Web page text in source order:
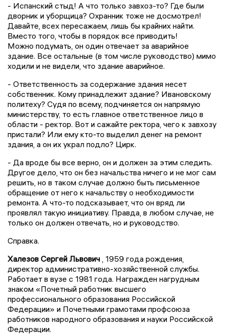
- Испанский стыд! А что только завхоз-то? Где были
дворник и уборщица? Охранник тоже не досмотрел!
Давайте, всех пересажаем, лишь бы крайних найти.
Вместо того, чтобы в порядок все приводить!
Можно подумать, он один отвечает за аварийное
здание. Все остальные (в том числе руководство) мимо
ходили и не видели, что здание аварийное.
- Ответственность за содержание здания несет
собственник. Кому принадлежит здание? Ивановскому
политеху? Судя по всему, подчиняется он напрямую
министерству, то есть главное ответственное лицо в
области - ректор. Вот и сажайте ректора, чего к завхозу
пристали? Или ему кто-то выделил денег на ремонт
здания, а он их украл подло? Цирк.
- Да вроде бы все верно, он и должен за этим следить.
Другое дело, что он без начальства ничего и не мог сам
решить, но в таком случае должно быть письменное
обращение от него к начальству о необходимости
ремонта. А что-то подсказывает, что он вряд ли
проявлял такую инициативу. Правда, в любом случае, не
только он должен отвечать, но и руководство.
Справка.
Халезов Сергей Львович , 1959 года рождения,
директор административно-хозяйственной службы.
Работает в вузе с 1981 года. Награжден нагрудным
знаком «Почетный работник высшего
профессионального образования Российской
Федерации» и Почетными грамотами профсоюза
работников народного образования и науки Российской
Федерации.